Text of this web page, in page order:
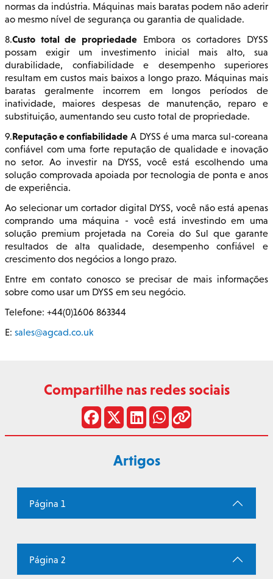
normas da indústria. Máquinas mais baratas podem não aderir
ao mesmo nível de segurança ou garantia de qualidade.
8.Custo total de propriedade Embora os cortadores DYSS
possam exigir um investimento inicial mais alto, sua
durabilidade, confiabilidade e desempenho superiores
resultam em custos mais baixos a longo prazo. Máquinas mais
baratas geralmente incorrem em longos períodos de
inatividade, maiores despesas de manutenção, reparo e
substituição, aumentando seu custo total de propriedade.
9.Reputação e confiabilidade A DYSS é uma marca sul-coreana
confiável com uma forte reputação de qualidade e inovação
no setor. Ao investir na DYSS, você está escolhendo uma
solução comprovada apoiada por tecnologia de ponta e anos
de experiência.
Ao selecionar um cortador digital DYSS, você não está apenas
comprando uma máquina - você está investindo em uma
solução premium projetada na Coreia do Sul que garante
resultados de alta qualidade, desempenho confiável e
crescimento dos negócios a longo prazo.
Entre em contato conosco se precisar de mais informações
sobre como usar um DYSS em seu negócio.
Telefone: +44(0)1606 863344
E: sales@agcad.co.uk
Compartilhe nas redes sociais
Artigos
Página 1
Página 2